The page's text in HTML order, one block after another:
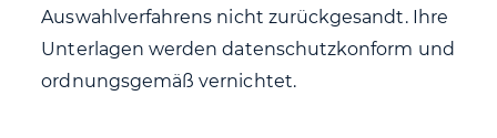
Auswahlverfahrens nicht zurückgesandt. Ihre
Unterlagen werden datenschutzkonform und
ordnungsgemäß vernichtet.